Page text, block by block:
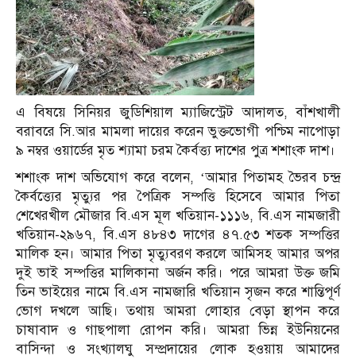
এ বিষয়ে সিনিয়র জুডিশিয়াল ম্যাজিস্ট্রেট আদালত, বাঁশখালী
বরাবরে সি.আর মামলা দায়ের করেন ভুক্তভোগী পশ্চিম নাপোড়া
৯ নম্বর ওয়ার্ডের মৃত শ্যামা চরম কৈর্বত্ত্য দাশের পুত্র শশাংক দাশ।
শশাংক দাশ অভিযোগ করে বলেন, ‘আমার পিতামহ ভৈরব চন্দ্র
কৈর্বত্ত্যের মৃত্যুর পর পৈত্রিক সম্পত্তি হিসেবে আমার পিতা
শেখেরখীল মৌজার বি.এস মূল খতিয়ান-১১১৬, বি.এস নামজারী
খতিয়ান-২৯৬৭, বি.এস ৪৮৪৩ দাগের ৪৭.৫৩ শতক সম্পত্তির
মালিক হন। আমার পিতা মৃত্যুবরণ করলে আমিসহ আমার অপর
দুই ভাই সম্পত্তির মালিকানা অর্জন করি। পরে আমরা উক্ত জমি
তিন ভাইয়ের নামে বি.এস নামজারি খতিয়ান সৃজন করে শান্তিপূর্ণ
ভোগ দখলে আছি। তথায় আমরা লোহার বেড়া স্থাপন করে
চাষাবাদ ও গাছপালা রোপন করি। আমরা ভিন্ন ইউনিয়নের
বাসিন্দা ও সংখ্যালঘু সম্প্রদায়ের লোক হওয়ায় আমাদের